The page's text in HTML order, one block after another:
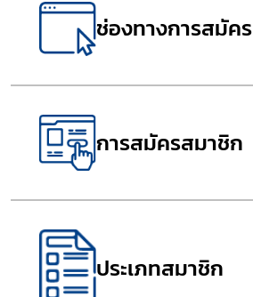
ช่องทางการสมัคร
การสมัครสมาชิก
ประเภทสมาชิก